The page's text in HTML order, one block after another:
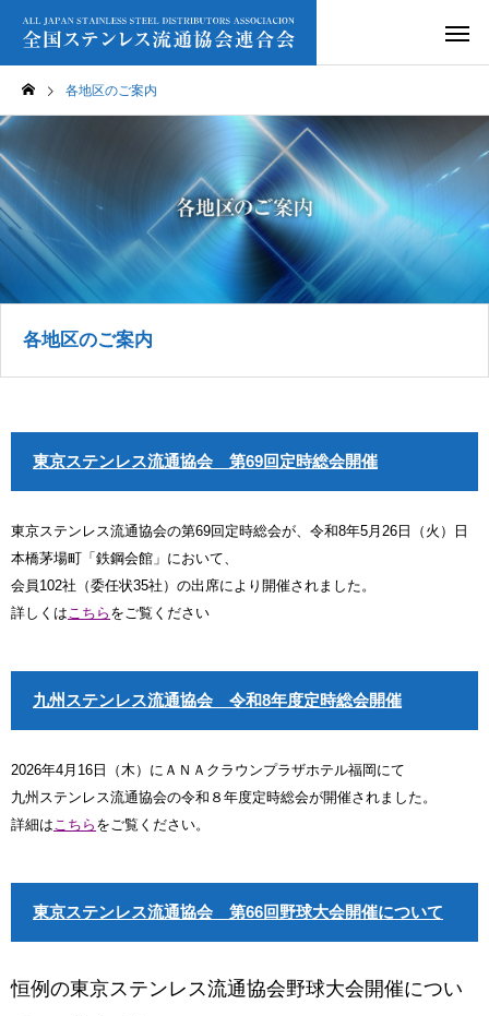
各地区のご案内
各地区のご案内
東京ステンレス流通協会 第69回定時総会開催
東京ステンレス流通協会の第69回定時総会が、令和8年5月26日（火）日
本橋茅場町「鉄鋼会館」において、
会員102社（委任状35社）の出席により開催されました。
詳しくはこちら をご覧ください
九州ステンレス流通協会 令和8年度定時総会開催
2026年4月16日（木）にＡＮＡクラウンプラザホテル福岡にて
九州ステンレス流通協会の令和８年度定時総会が開催されました。
詳細はこちら をご覧ください。
東京ステンレス流通協会 第66回野球大会開催について
恒例の東京ステンレス流通協会野球大会開催につい